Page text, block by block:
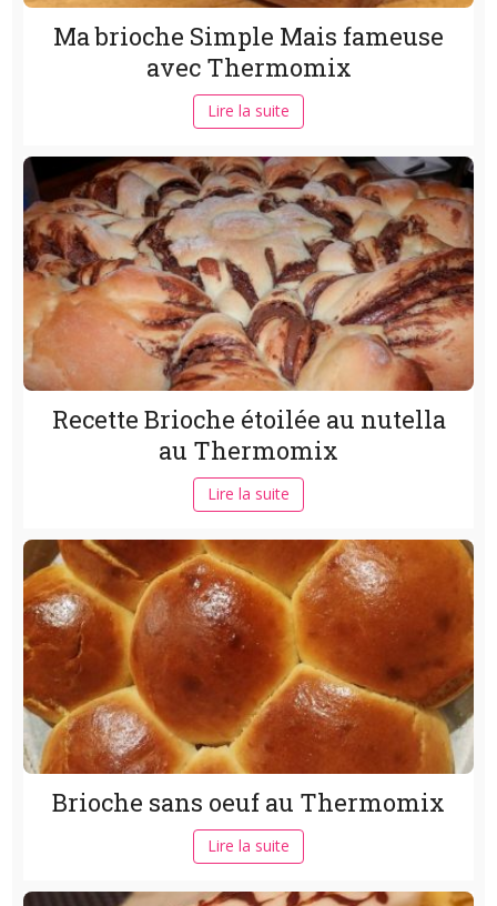
Ma brioche Simple Mais fameuse
avec Thermomix
Lire la suite
Recette Brioche étoilée au nutella
au Thermomix
Lire la suite
Brioche sans oeuf au Thermomix
Lire la suite